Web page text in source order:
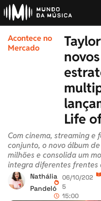
Acontece no
Mercado
Life
Com cinema, streaming e
conjunto, o novo álbum
milhões e consolida um
integra diferentes frentes
Nathália
Pandeló
06/10/202
5
15:00